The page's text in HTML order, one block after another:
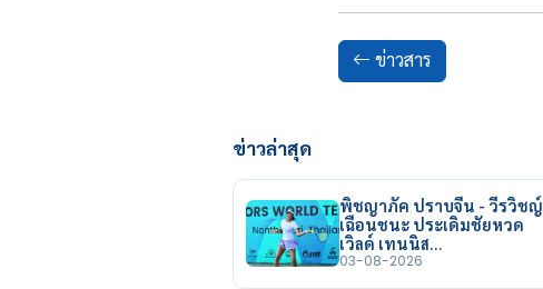
ข่าวสาร
ข่าวล่าสุด
พิชญาภัค ปราบจีน - วีรวิชญ์
เฉือนชนะ ประเดิมชัยหวด
เวิลด์ เทนนิส…
03-08-2026